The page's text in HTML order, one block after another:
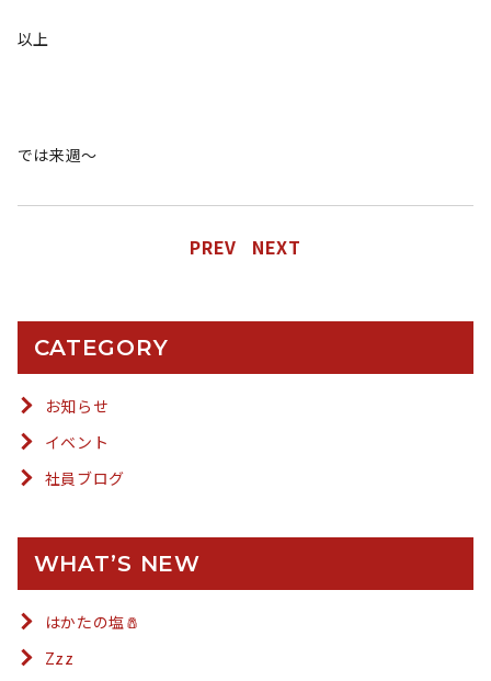
以上
では来週〜
PREV NEXT
CATEGORY
お知らせ
イベント
社員ブログ
WHAT’S NEW
はかたの塩🧂
Zzz